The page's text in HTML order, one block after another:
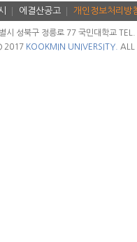
에결산공고 개인정보처리방
시 성북구 정릉로 77 국민대학교
2017 KOOKMIN UNIVERSITY. ALL